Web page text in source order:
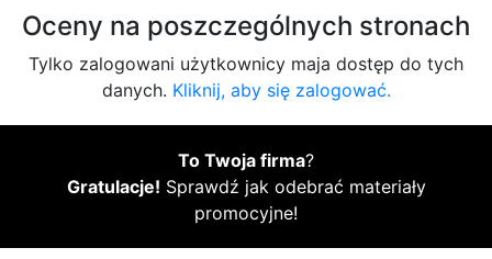
Oceny na poszczególnych stronach
Tylko zalogowani użytkownicy maja dostęp do tych
danych. Kliknij, aby się zalogować.
To Twoja firma?
Gratulacje! Sprawdź jak odebrać materiały
promocyjne!